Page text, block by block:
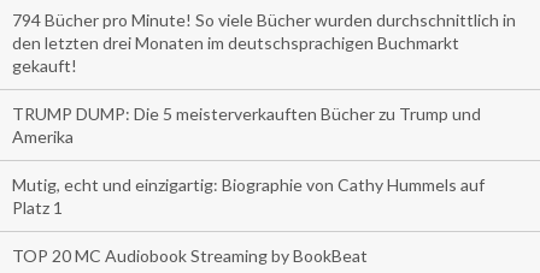
794 Bücher pro Minute! So viele Bücher wurden durchschnittlich in
den letzten drei Monaten im deutschsprachigen Buchmarkt
gekauft!
TRUMP DUMP: Die 5 meisterverkauften Bücher zu Trump und
Amerika
Mutig, echt und einzigartig: Biographie von Cathy Hummels auf
Platz 1
TOP 20 MC Audiobook Streaming by BookBeat